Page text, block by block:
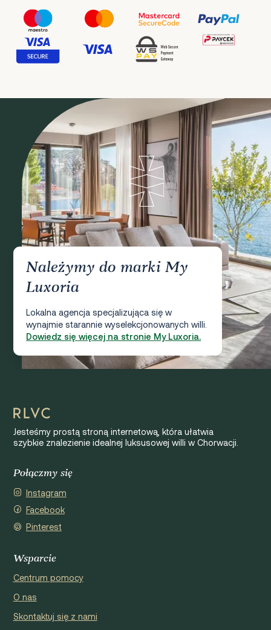
Należymy do marki My
Luxoria
Lokalna agencja specjalizująca się w
wynajmie starannie wyselekcjonowanych willi.
Dowiedz się więcej na stronie My Luxoria.
Jesteśmy prostą stroną internetową, która ułatwia
szybkie znalezienie idealnej luksusowej willi w Chorwacji.
Połączmy się
Instagram
Facebook
Pinterest
Wsparcie
Centrum pomocy
O nas
Skontaktuj się z nami